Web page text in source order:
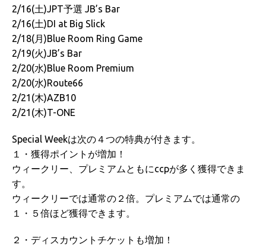
2/16(土)JPT予選 JB’s Bar
2/16(土)DI at Big Slick
2/18(月)Blue Room Ring Game
2/19(火)JB’s Bar
2/20(水)Blue Room Premium
2/20(水)Route66
2/21(木)AZB10
2/21(木)T-ONE
Special Weekは次の４つの特典が付きます。
１・獲得ポイントが増加！
ウィークリー、プレミアムともにccpが多く獲得できま
す。
ウィークリーでは通常の２倍。プレミアムでは通常の
１・５倍ほど獲得できます。
２・ディスカウントチケットも増加！